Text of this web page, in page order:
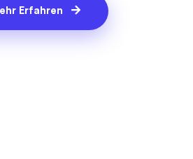
Erfahren